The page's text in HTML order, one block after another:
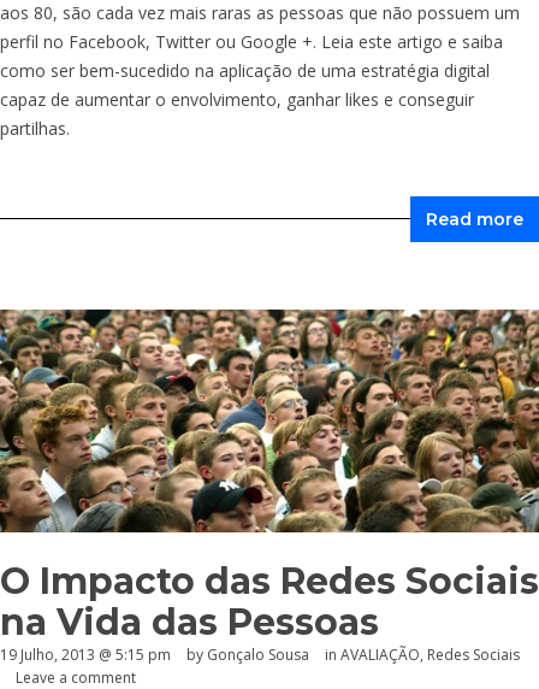
aos 80, são cada vez mais raras as pessoas que não possuem um
perfil no Facebook, Twitter ou Google +. Leia este artigo e saiba
como ser bem-sucedido na aplicação de uma estratégia digital
capaz de aumentar o envolvimento, ganhar likes e conseguir
partilhas.
Read more
O Impacto das Redes Sociais
na Vida das Pessoas
19 Julho, 2013 @ 5:15 pm by Gonçalo Sousa in AVALIAÇÃO, Redes Sociais
Leave a comment